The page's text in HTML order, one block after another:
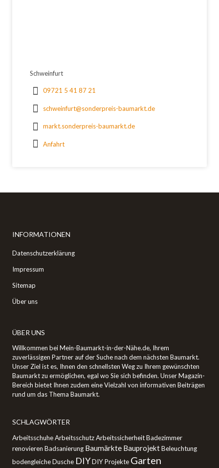
Schweinfurt
09721 5 41 87 21
schweinfurt@sonderpreis-baumarkt.de
markt.sonderpreis-baumarkt.de
Anfahrt
INFORMATIONEN
Datenschutzerklärung
Impressum
Sitemap
Über uns
ÜBER UNS
Willkommen bei Mein-Baumarkt-in-der-Nähe.de, Ihrem
zuverlässigen Partner auf der Suche nach dem nächsten Baumarkt.
Unser Ziel ist es, Ihnen den schnellsten Weg zu Ihrem gewünschten
Baumarkt zu ermöglichen, egal wo Sie sich befinden. Unser Magazin-
Bereich bietet Ihnen zudem eine Vielzahl von informativen Beiträgen
rund um das Thema Baumarkt.
SCHLAGWÖRTER
ArbeitsschuheArbeitsschutzArbeitssicherheitBadezimmer
renovieren Badsanierung Baumärkte BauprojektBeleuchtung
bodengleiche Dusche DIYDIY Projekte Garten